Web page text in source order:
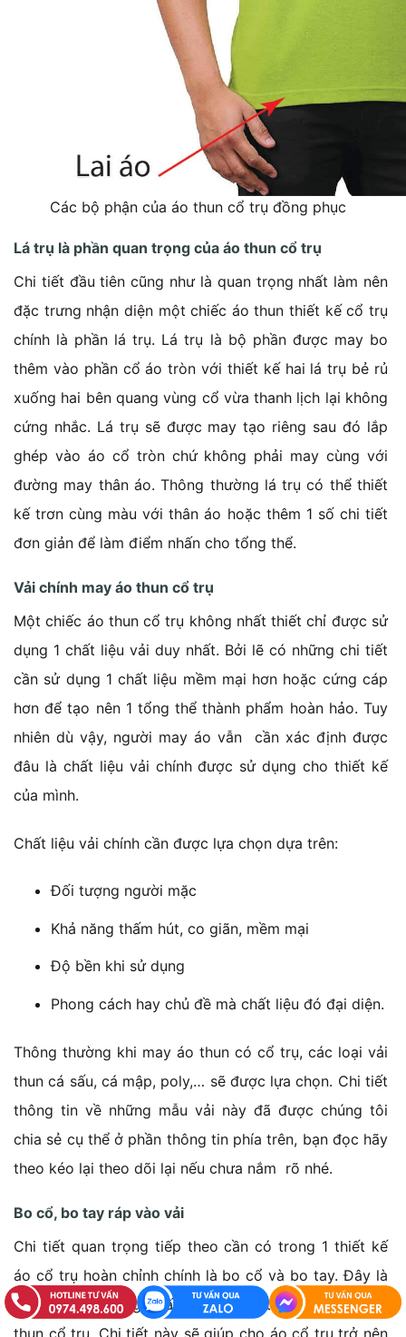
Các bộ phận của áo thun cổ trụ đồng phục
Lá trụ là phần quan trọng của áo thun cổ trụ
Chi tiết đầu tiên cũng như là quan trọng nhất làm nên
đặc trưng nhận diện một chiếc áo thun thiết kế cổ trụ
chính là phần lá trụ. Lá trụ là bộ phần được may bo
thêm vào phần cổ áo tròn với thiết kế hai lá trụ bẻ rủ
xuống hai bên quang vùng cổ vừa thanh lịch lại không
cứng nhắc. Lá trụ sẽ được may tạo riêng sau đó lắp
ghép vào áo cổ tròn chứ không phải may cùng với
đường may thân áo.Thông thường lá trụ có thể thiết
kế trơn cùng màu với thân áo hoặc thêm 1 số chi tiết
đơn giản để làm điểm nhấn cho tổng thể.
Vải chính may áo thun cổ trụ
Một chiếc áo thun cổ trụ không nhất thiết chỉ được sử
dụng 1 chất liệu vải duy nhất. Bởi lẽ có những chi tiết
cần sử dụng 1 chất liệu mềm mại hơn hoặc cứng cáp
hơn để tạo nên 1 tổng thể thành phẩm hoàn hảo. Tuy
nhiên dù vậy, người may áo vẫn cần xác định được
đâu là chất liệu vải chính được sử dụng cho thiết kế
của mình.
Chất liệu vải chính cần được lựa chọn dựa trên:
Đối tượng người mặc
Khả năng thấm hút, co giãn, mềm mại
Độ bền khi sử dụng
Phong cách hay chủ đề mà chất liệu đó đại diện.
Thông thường khi may áo thun có cổ trụ, các loại vải
thun cá sấu, cá mập, poly,… sẽ được lựa chọn. Chi tiết
thông tin về những mẫu vải này đã được chúng tôi
chia sẻ cụ thể ở phần thông tin phía trên, bạn đọc hãy
theo kéo lại theo dõi lại nếu chưa nắm rõ nhé.
Bo cổ, bo tay ráp vào vải
Chi tiết quan trọng tiếp theo cần có trong 1 thiết kế
áo cổ trụ hoàn chỉnh chính là bo cổ và bo tay. Đây là
chi tiết đặc trưng nhất không thể thiếu khi may áo
thun cổ trụ. Chi tiết này sẽ giúp cho áo cổ trụ trở nên